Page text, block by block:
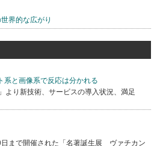
界的な広がり
系と画像系で反応は分かれる
より新技術、サービスの導入状況、満足
まで開催された「名著誕生展 ヴァチカン